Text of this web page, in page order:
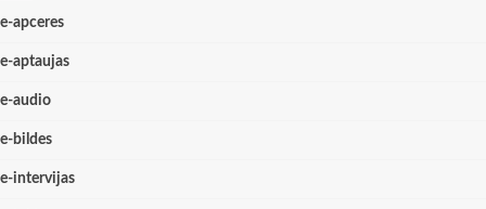
e-apceres
e-aptaujas
e-audio
e-bildes
e-intervijas